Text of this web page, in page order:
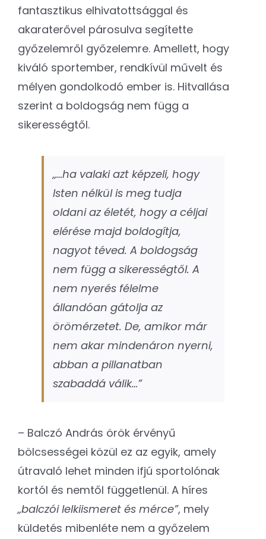
fantasztikus elhivatottsággal és
akaraterővel párosulva segítette
győzelemről győzelemre. Amellett, hogy
kiváló sportember, rendkívül művelt és
mélyen gondolkodó ember is. Hitvallása
szerint a boldogság nem függ a
sikerességtől.
„…ha valaki azt képzeli, hogy
Isten nélkül is meg tudja
oldani az életét, hogy a céljai
elérése majd boldogítja,
nagyot téved. A boldogság
nem függ a sikerességtől. A
nem nyerés félelme
állandóan gátolja az
örömérzetet. De, amikor már
nem akar mindenáron nyerni,
abban a pillanatban
szabaddá válik…”
– Balczó András örök érvényű
bölcsességei közül ez az egyik, amely
útravaló lehet minden ifjú sportolónak
kortól és nemtől függetlenül. A híres
„balczói lelkiismeret és mérce”, mely
küldetés mibenléte nem a győzelem